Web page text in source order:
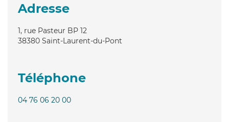
Adresse
1, rue Pasteur BP 12
38380 Saint-Laurent-du-Pont
Téléphone
04 76 06 20 00